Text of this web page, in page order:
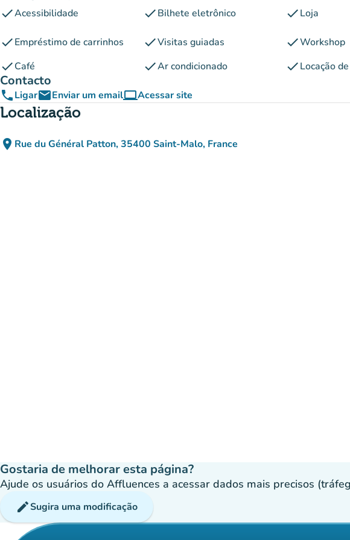
checkAcessibilidade checkBilhete eletrônico checkLoja
checkEmpréstimo de carrinhos checkVisitas guiadas checkWorkshop
checkCafé checkAr condicionado checkLocação
Contacto
phoneLigaremailEnviar um emailcomputerAcessar site
(novo separador)
Localização
place Rue du Général Patton, 35400 Saint-Malo, France
(abrir no Google Maps)
(novo separador)
Gostaria de melhorar esta página?
Ajude os usuários do Affluences a acessar dados mais precisos
editSugira uma modificação